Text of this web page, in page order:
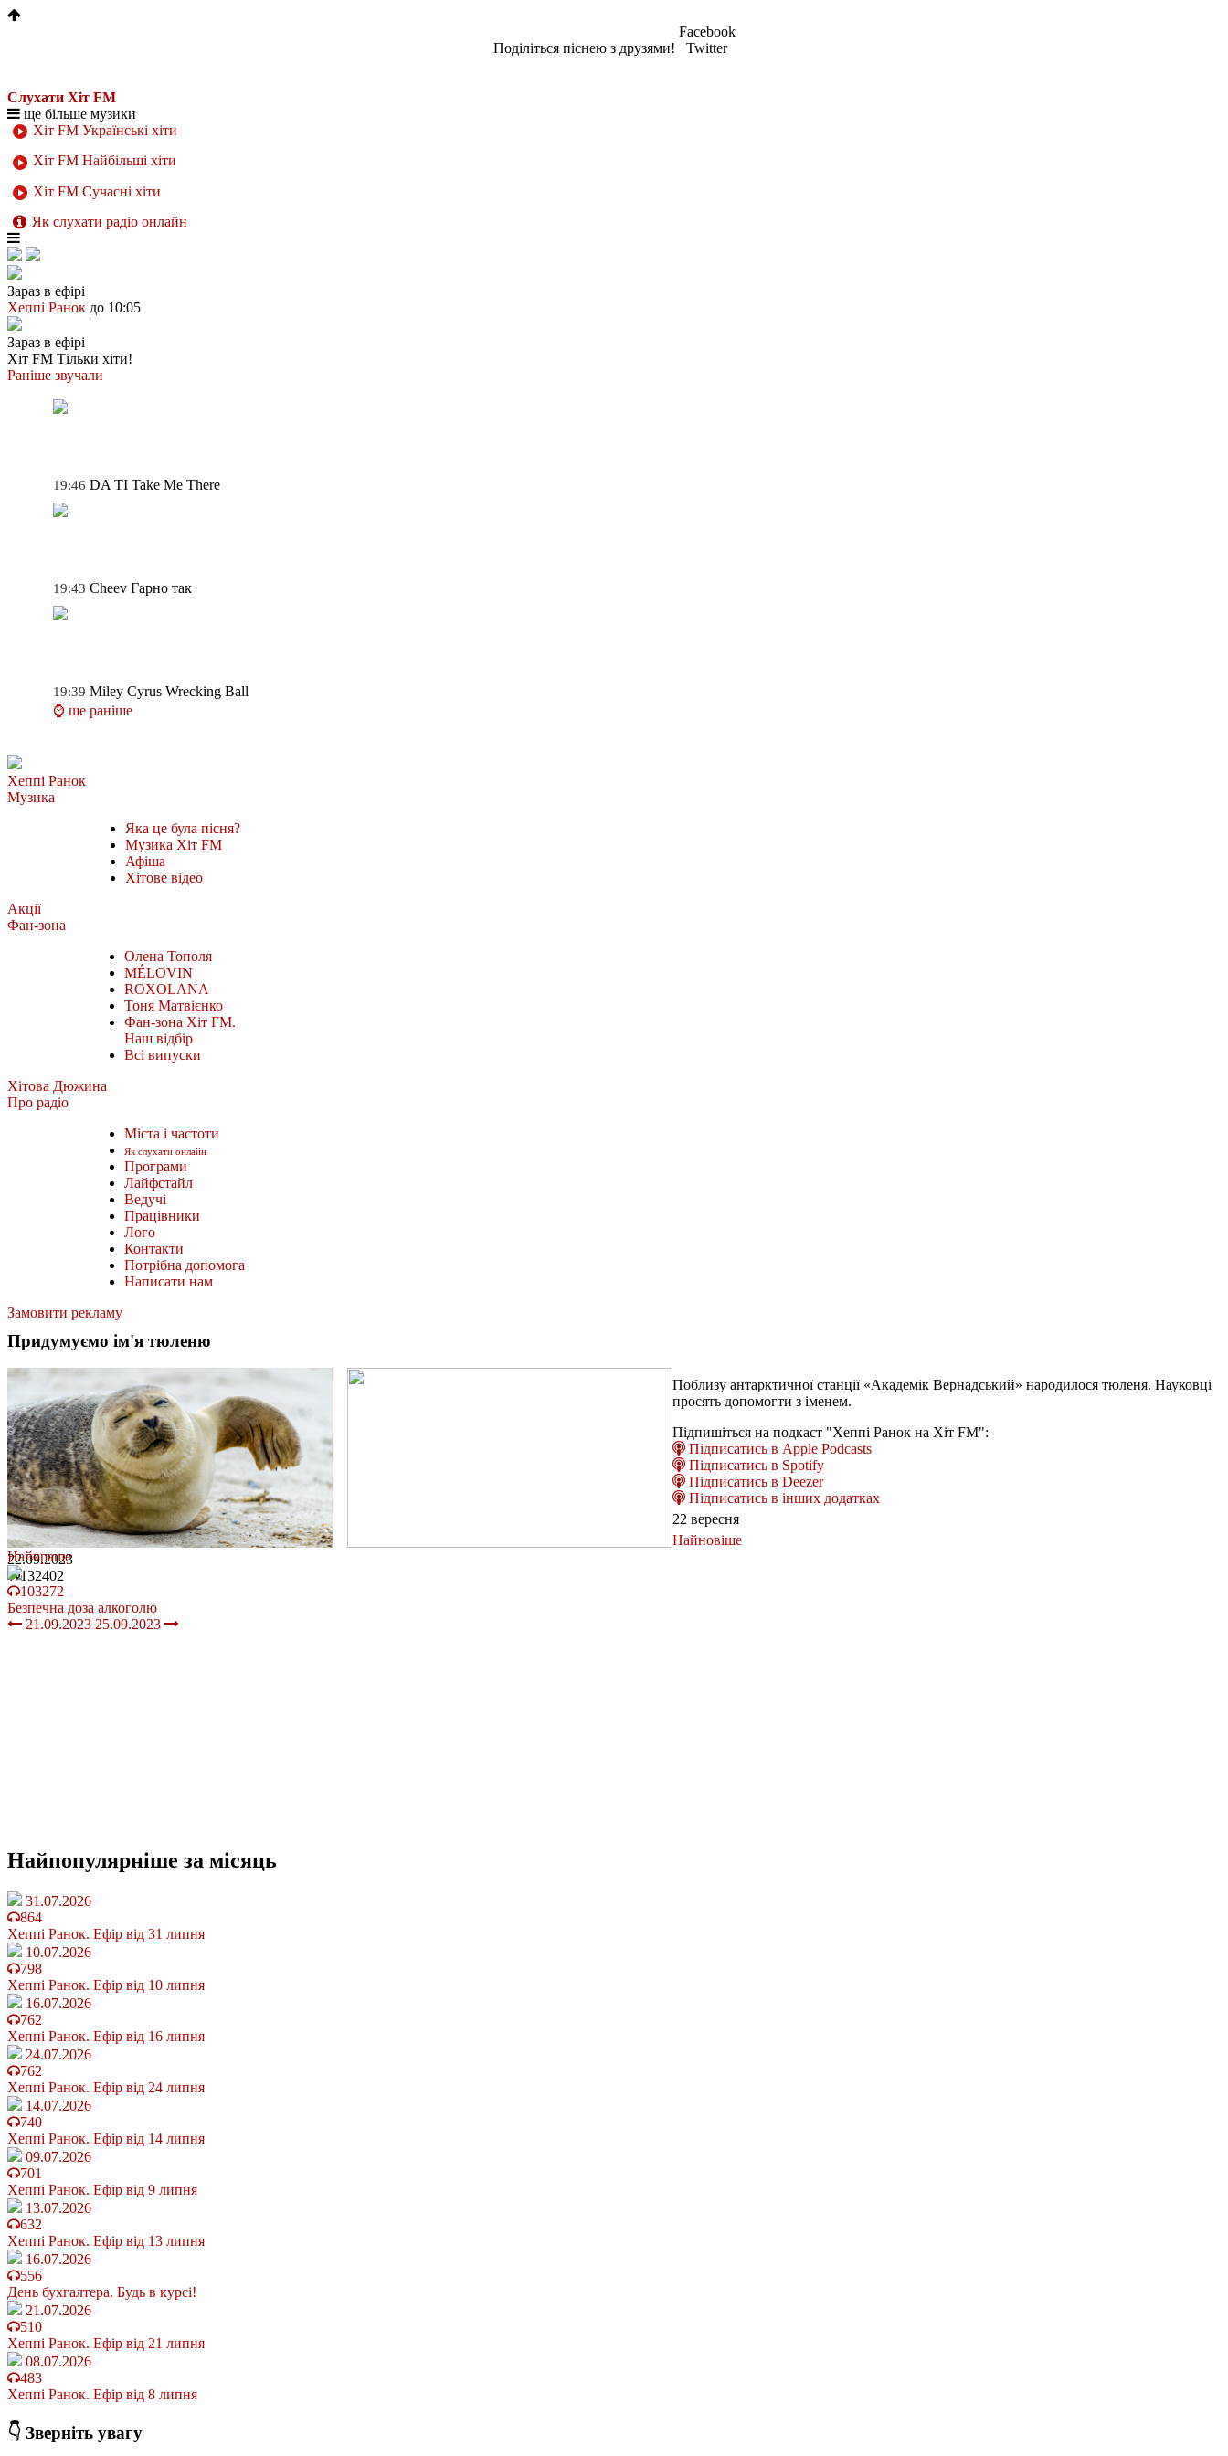
Поділіться піснею з друзями!
Facebook
Twitter
Слухати Хіт FM
ще більше музики
Хіт FM Українські хіти
Хіт FM Найбільші хіти
Хіт FM Сучасні хіти
Як слухати радіо онлайн
Зараз в ефірі
Хеппі Ранок до 10:05
Зараз в ефірі
Хіт FM Тільки хіти!
Раніше звучали
19:46 DA TI Take Me There
19:43 Cheev Гарно так
19:39 Miley Cyrus Wrecking Ball
⌚ ще раніше
Хеппі Ранок
Музика
Яка це була пісня?
Музика Хіт FM
Афіша
Хітове відео
Акції
Фан-зона
Олена Тополя
MÉLOVIN
ROXOLANA
Тоня Матвієнко
Фан-зона Хіт FM.
Наш відбір
Всі випуски
Хітова Дюжина
Про радіо
Міста і частоти
Як слухати онлайн
Програми
Лайфстайл
Ведучі
Працівники
Лого
Контакти
Потрібна допомога
Написати нам
Замовити рекламу
Придумуємо ім'я тюленю
22.09.2023
132402
Поблизу антарктичної станції «Академік Вернадський» народилося тюленя. Науковці
просять допомогти з іменем.
Підпишіться на подкаст "Хеппі Ранок на Хіт FM":
Підписатись в Apple Podcasts
Підписатись в Spotify
Підписатись в Deezer
Підписатись в інших додатках
22 вересня
Найновіше
Найкраще
103272
Безпечна доза алкоголю
21.09.2023 25.09.2023
Найпопулярніше за місяць
31.07.2026
864
Хеппі Ранок. Ефір від 31 липня
10.07.2026
798
Хеппі Ранок. Ефір від 10 липня
16.07.2026
762
Хеппі Ранок. Ефір від 16 липня
24.07.2026
762
Хеппі Ранок. Ефір від 24 липня
14.07.2026
740
Хеппі Ранок. Ефір від 14 липня
09.07.2026
701
Хеппі Ранок. Ефір від 9 липня
13.07.2026
632
Хеппі Ранок. Ефір від 13 липня
16.07.2026
556
День бухгалтера. Будь в курсі!
21.07.2026
510
Хеппі Ранок. Ефір від 21 липня
08.07.2026
483
Хеппі Ранок. Ефір від 8 липня
👇 Зверніть увагу